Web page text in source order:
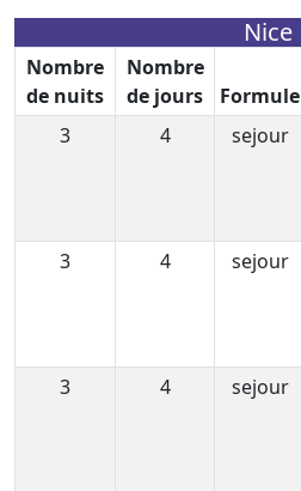
Nice
Nombre
de nuits
Nombre
de jours
Formule
3
4 sejour
3
4 sejour
3
4 sejour